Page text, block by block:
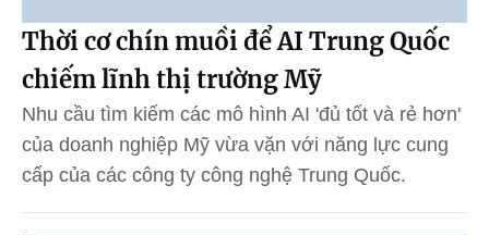
Thời cơ chín muồi để AI Trung Quốc
chiếm lĩnh thị trường Mỹ
Nhu cầu tìm kiếm các mô hình AI 'đủ tốt và rẻ hơn'
của doanh nghiệp Mỹ vừa vặn với năng lực cung
cấp của các công ty công nghệ Trung Quốc.